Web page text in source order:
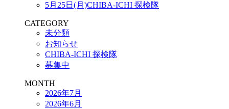
5月25日(月)CHIBA-ICHI 探検隊
CATEGORY
未分類
お知らせ
CHIBA-ICHI 探検隊
募集中
MONTH
2026年7月
2026年6月